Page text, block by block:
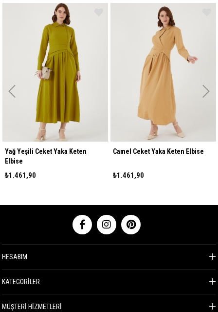
Yağ Yeşili Ceket Yaka Keten
Elbise
₺1.461,90
Camel Ceket Yaka Keten Elbise
₺1.461,90
HESABIM
KATEGORİLER
MÜŞTERİ HİZMETLERİ